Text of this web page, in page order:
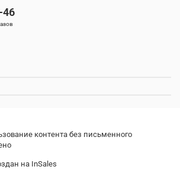
46
контента без письменного
на InSales